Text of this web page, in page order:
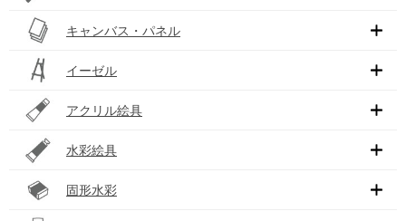
キャンバス・パネル
イーゼル
アクリル絵具
水彩絵具
固形水彩